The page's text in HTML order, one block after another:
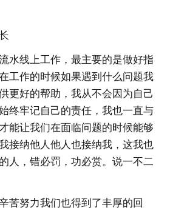
线上工作，最主要的是做好指
工作的时候如果遇到什么问题我
更好的帮助，我从不会因为自己
终牢记自己的责任，我也一直与
能让我们在面临问题的时候能够
接纳他人他人也接纳我，这我也
人，错必罚，功必赏。说一不二
努力我们也得到了丰厚的回